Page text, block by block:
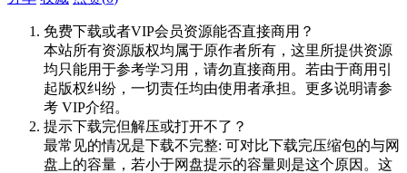
免费下载或者VIP会员资源能否直接商用？
本站所有资源版权均属于原作者所有，这里所提供资源
均只能用于参考学习用，请勿直接商用。若由于商用引
起版权纠纷，一切责任均由使用者承担。更多说明请参
考 VIP介绍。
提示下载完但解压或打开不了？
最常见的情况是下载不完整: 可对比下载完压缩包的与网
盘上的容量，若小于网盘提示的容量则是这个原因。这